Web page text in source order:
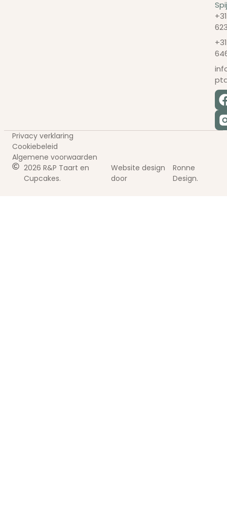
2026 R&P Taart en
Cupcakes.
Website design
door
Ronne
Design.
Privacy verklaring
Cookiebeleid
Algemene voorwaarden